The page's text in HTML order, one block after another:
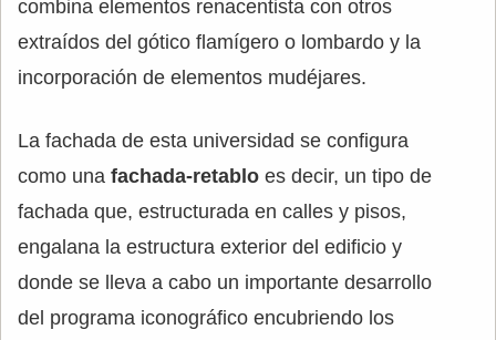
combina elementos renacentista con otros
extraídos del gótico flamígero o lombardo y la
incorporación de elementos mudéjares.
La fachada de esta universidad se configura
como una fachada-retablo es decir, un tipo de
fachada que, estructurada en calles y pisos,
engalana la estructura exterior del edificio y
donde se lleva a cabo un importante desarrollo
del programa iconográfico encubriendo los